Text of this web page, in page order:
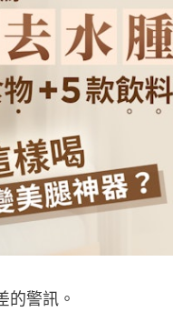
的警訊。